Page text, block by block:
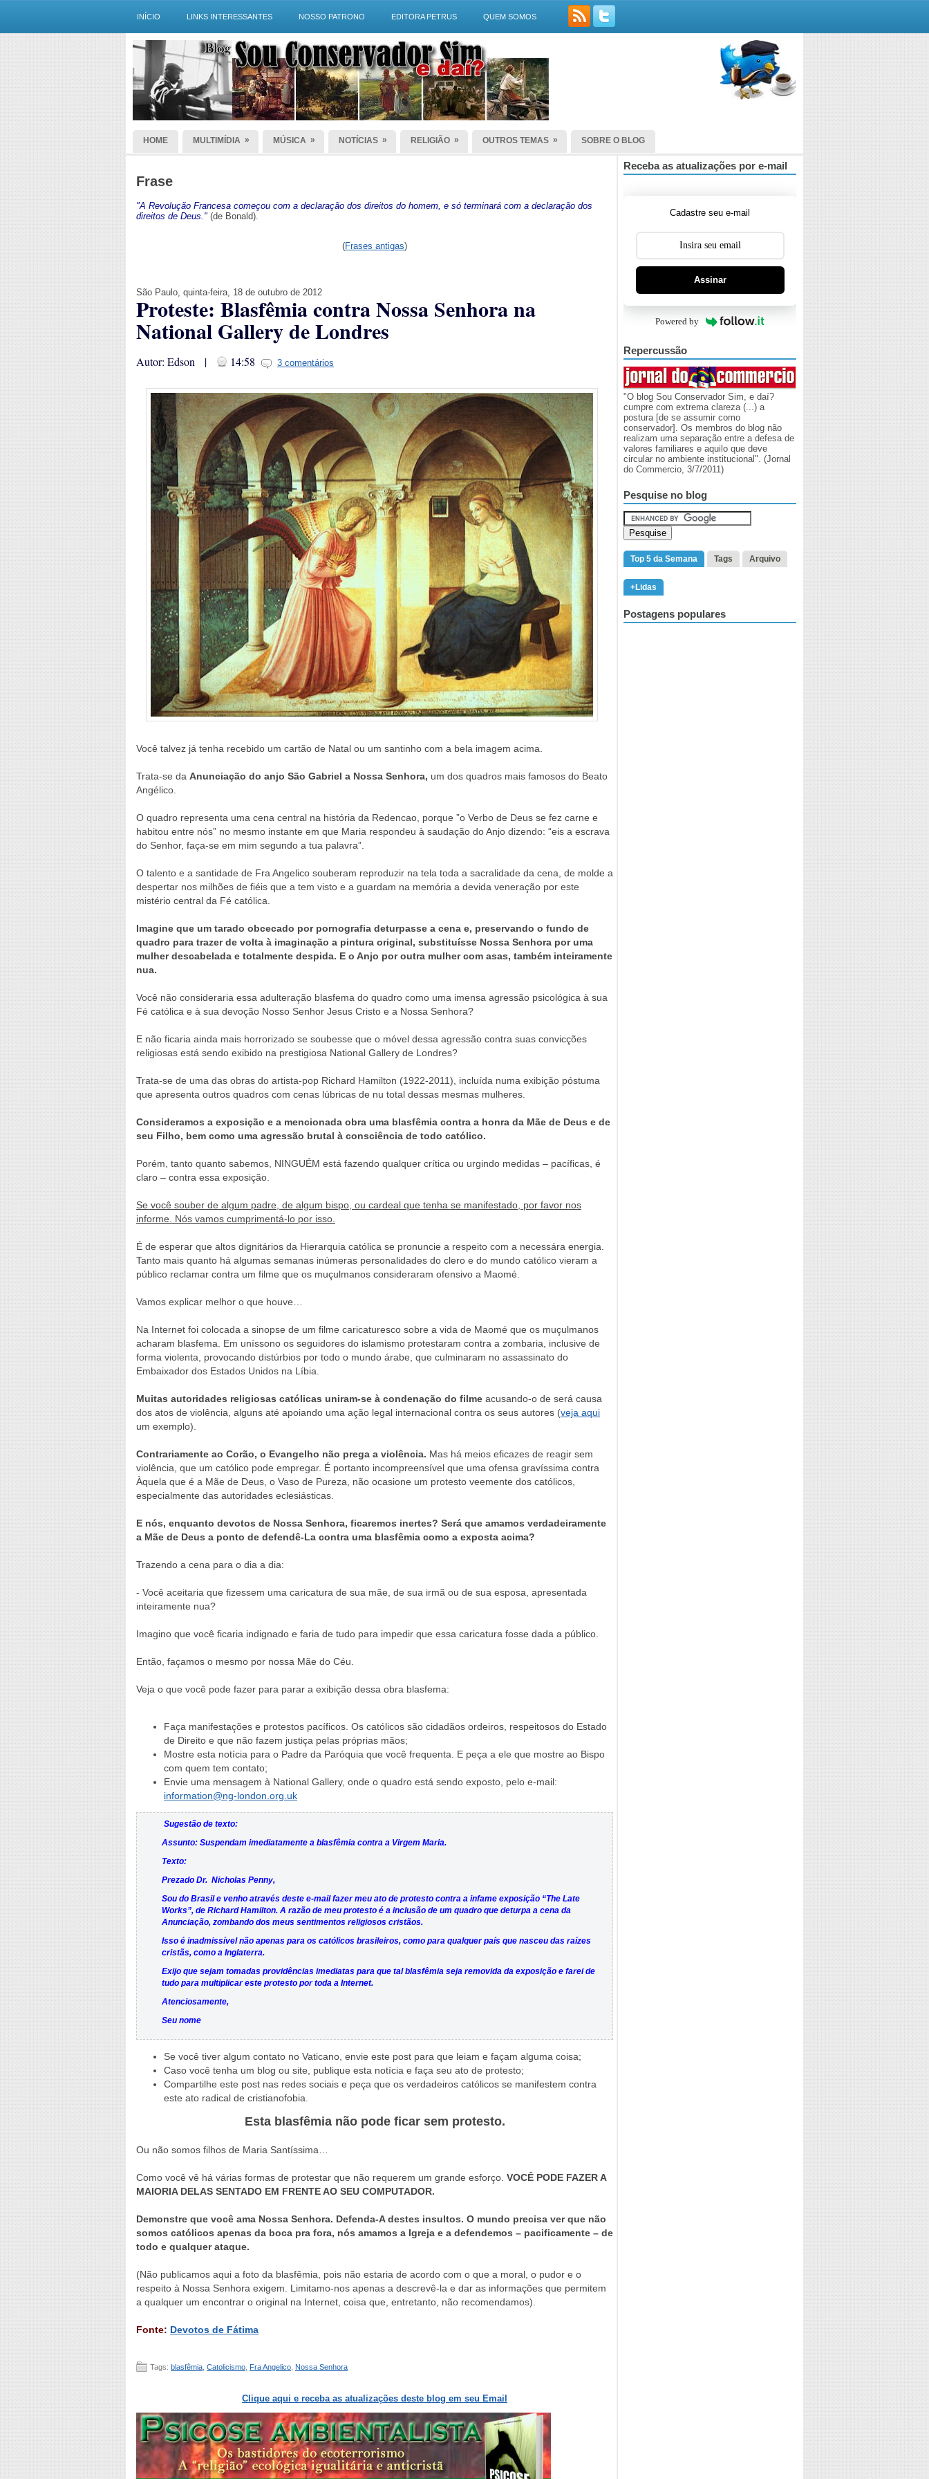
INÍCIO LINKS INTERESSANTES NOSSO PATRONO EDITORA PETRUS QUEM SOMOS
HOME MULTIMÍDIA » MÚSICA » NOTÍCIAS » RELIGIÃO » OUTROS TEMAS » SOBRE O BLOG
Frase
"A Revolução Francesa começou com a declaração dos direitos do homem, e só terminará com a declaração dos
direitos de Deus." (de Bonald).
(Frases antigas)
São Paulo, quinta-feira, 18 de outubro de 2012
Proteste: Blasfêmia contra Nossa Senhora na
National Gallery de Londres
Autor: Edson | 14:58 3 comentários
Você talvez já tenha recebido um cartão de Natal ou um santinho com a bela imagem acima.
Trata-se da Anunciação do anjo São Gabriel a Nossa Senhora, um dos quadros mais famosos do Beato
Angélico.
O quadro representa uma cena central na história da Redencao, porque ”o Verbo de Deus se fez carne e
habitou entre nós” no mesmo instante em que Maria respondeu à saudação do Anjo dizendo: “eis a escrava
do Senhor, faça-se em mim segundo a tua palavra”.
O talento e a santidade de Fra Angelico souberam reproduzir na tela toda a sacralidade da cena, de molde a
despertar nos milhões de fiéis que a tem visto e a guardam na memória a devida veneração por este
mistério central da Fé católica.
Imagine que um tarado obcecado por pornografia deturpasse a cena e, preservando o fundo de
quadro para trazer de volta à imaginação a pintura original, substituísse Nossa Senhora por uma
mulher descabelada e totalmente despida. E o Anjo por outra mulher com asas, também inteiramente
nua.
Você não consideraria essa adulteração blasfema do quadro como uma imensa agressão psicológica à sua
Fé católica e à sua devoção Nosso Senhor Jesus Cristo e a Nossa Senhora?
E não ficaria ainda mais horrorizado se soubesse que o móvel dessa agressão contra suas convicções
religiosas está sendo exibido na prestigiosa National Gallery de Londres?
Trata-se de uma das obras do artista-pop Richard Hamilton (1922-2011), incluída numa exibição póstuma
que apresenta outros quadros com cenas lúbricas de nu total dessas mesmas mulheres.
Consideramos a exposição e a mencionada obra uma blasfêmia contra a honra da Mãe de Deus e de
seu Filho, bem como uma agressão brutal à consciência de todo católico.
Porém, tanto quanto sabemos, NINGUÉM está fazendo qualquer crítica ou urgindo medidas – pacíficas, é
claro – contra essa exposição.
Se você souber de algum padre, de algum bispo, ou cardeal que tenha se manifestado, por favor nos
informe. Nós vamos cumprimentá-lo por isso.
É de esperar que altos dignitários da Hierarquia católica se pronuncie a respeito com a necessára energia.
Tanto mais quanto há algumas semanas inúmeras personalidades do clero e do mundo católico vieram a
público reclamar contra um filme que os muçulmanos consideraram ofensivo a Maomé.
Vamos explicar melhor o que houve…
Na Internet foi colocada a sinopse de um filme caricaturesco sobre a vida de Maomé que os muçulmanos
acharam blasfema. Em uníssono os seguidores do islamismo protestaram contra a zombaria, inclusive de
forma violenta, provocando distúrbios por todo o mundo árabe, que culminaram no assassinato do
Embaixador dos Estados Unidos na Líbia.
Muitas autoridades religiosas católicas uniram-se à condenação do filme acusando-o de será causa
dos atos de violência, alguns até apoiando uma ação legal internacional contra os seus autores (veja aqui
um exemplo).
Contrariamente ao Corão, o Evangelho não prega a violência. Mas há meios eficazes de reagir sem
violência, que um católico pode empregar. É portanto incompreensível que uma ofensa gravíssima contra
Àquela que é a Mãe de Deus, o Vaso de Pureza, não ocasione um protesto veemente dos católicos,
especialmente das autoridades eclesiásticas.
E nós, enquanto devotos de Nossa Senhora, ficaremos inertes? Será que amamos verdadeiramente
a Mãe de Deus a ponto de defendê-La contra uma blasfêmia como a exposta acima?
Trazendo a cena para o dia a dia:
- Você aceitaria que fizessem uma caricatura de sua mãe, de sua irmã ou de sua esposa, apresentada
inteiramente nua?
Imagino que você ficaria indignado e faria de tudo para impedir que essa caricatura fosse dada a público.
Então, façamos o mesmo por nossa Mãe do Céu.
Veja o que você pode fazer para parar a exibição dessa obra blasfema:
Faça manifestações e protestos pacíficos. Os católicos são cidadãos ordeiros, respeitosos do Estado
de Direito e que não fazem justiça pelas próprias mãos;
Mostre esta notícia para o Padre da Paróquia que você frequenta. E peça a ele que mostre ao Bispo
com quem tem contato;
Envie uma mensagem à National Gallery, onde o quadro está sendo exposto, pelo e-mail:
information@ng-london.org.uk
Sugestão de texto:
Assunto: Suspendam imediatamente a blasfêmia contra a Virgem Maria.
Texto:
Prezado Dr. Nicholas Penny,
Sou do Brasil e venho através deste e-mail fazer meu ato de protesto contra a infame exposição “The Late
Works”, de Richard Hamilton. A razão de meu protesto é a inclusão de um quadro que deturpa a cena da
Anunciação, zombando dos meus sentimentos religiosos cristãos.
Isso é inadmissível não apenas para os católicos brasileiros, como para qualquer país que nasceu das raízes
cristãs, como a Inglaterra.
Exijo que sejam tomadas providências imediatas para que tal blasfêmia seja removida da exposição e farei de
tudo para multiplicar este protesto por toda a Internet.
Atenciosamente,
Seu nome
Se você tiver algum contato no Vaticano, envie este post para que leiam e façam alguma coisa;
Caso você tenha um blog ou site, publique esta notícia e faça seu ato de protesto;
Compartilhe este post nas redes sociais e peça que os verdadeiros católicos se manifestem contra
este ato radical de cristianofobia.
Esta blasfêmia não pode ficar sem protesto.
Ou não somos filhos de Maria Santíssima…
Como você vê há várias formas de protestar que não requerem um grande esforço. VOCÊ PODE FAZER A
MAIORIA DELAS SENTADO EM FRENTE AO SEU COMPUTADOR.
Demonstre que você ama Nossa Senhora. Defenda-A destes insultos. O mundo precisa ver que não
somos católicos apenas da boca pra fora, nós amamos a Igreja e a defendemos – pacificamente – de
todo e qualquer ataque.
(Não publicamos aqui a foto da blasfêmia, pois não estaria de acordo com o que a moral, o pudor e o
respeito à Nossa Senhora exigem. Limitamo-nos apenas a descrevê-la e dar as informações que permitem
a qualquer um encontrar o original na Internet, coisa que, entretanto, não recomendamos).
Fonte: Devotos de Fátima
Tags: blasfêmia Catolicismo Fra Angelico Nossa Senhora
Clique aqui e receba as atualizações deste blog em seu Email
Receba as atualizações por e-mail
Cadastre seu e-mail
Assinar
Powered by
Repercussão
"O blog Sou Conservador Sim, e daí?
cumpre com extrema clareza (...) a
postura [de se assumir como
conservador]. Os membros do blog não
realizam uma separação entre a defesa de
valores familiares e aquilo que deve
circular no ambiente institucional". (Jornal
do Commercio, 3/7/2011)
Pesquise no blog
Top 5 da Semana Tags Arquivo
+Lidas
Postagens populares